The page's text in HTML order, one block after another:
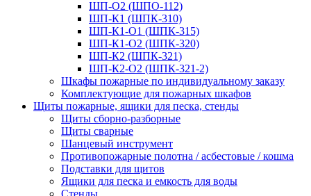
ШП-О2 (ШПО-112)
ШП-К1 (ШПК-310)
ШП-К1-О1 (ШПК-315)
ШП-К1-О2 (ШПК-320)
ШП-К2 (ШПК-321)
ШП-К2-О2 (ШПК-321-2)
Шкафы пожарные по индивидуальному заказу
Комплектующие для пожарных шкафов
Щиты пожарные, ящики для песка, стенды
Щиты сборно-разборные
Щиты сварные
Шанцевый инструмент
Противопожарные полотна / асбестовые / кошма
Подставки для щитов
Ящики для песка и емкость для воды
Стенды